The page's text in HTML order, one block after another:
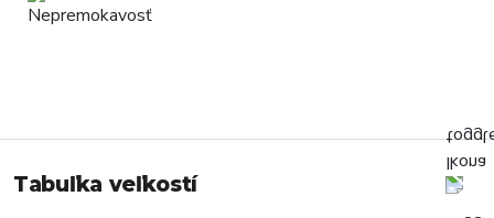
Tabuľka veľkostí